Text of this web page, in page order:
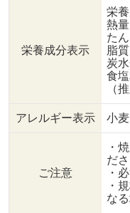
たっぷりのせる。 ④サン
ドしてお皿に盛り付ける。
◎使用した商品 ----------
--------------------------
- ⇒【クロワッサン冷凍生
地】 冷凍生地をオーブン
で焼くだけで出来上がる人
気商品。 ・ベイクアップ
生地 ・エリタージュ ・ヴ
ィエノワズリ など、バタ
ーの配合や製造方法が異な
る生地で お好みのものを
ご選択いただけます。 ----
--------------------------
------- 投稿記事にいいね
栄養成分表示
栄
熱
た
脂
炭
食
（
アレルギー表示 小
ご注意
・
ださ
・
・
な